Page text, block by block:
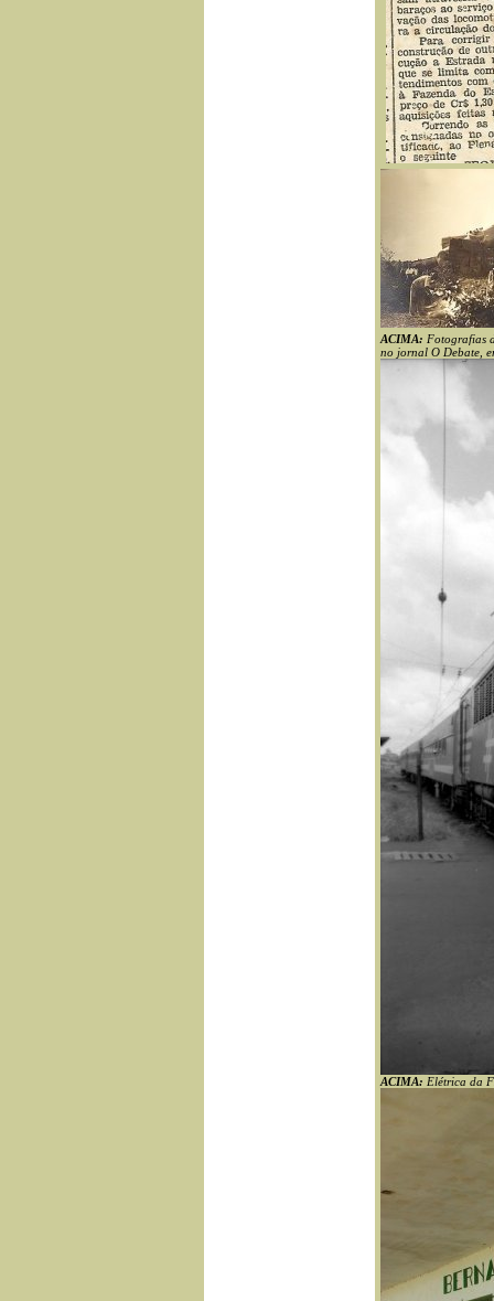
ACIMA: Fotografias
no jornal O Debate,
ACIMA: Elétrica da